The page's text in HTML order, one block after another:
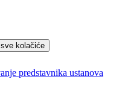
kolačiće
predstavnika ustanova